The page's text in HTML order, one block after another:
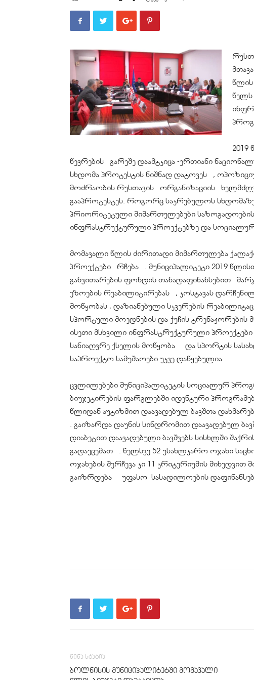
წლის
წელს
2019
წევრების გარეშე დაამტკიცა -ერთიანი
სხდომა პროტესტის ნიშნად დატოვეს ,
მოძრაობის რუსთავის ორგანიზაციის
გააპროტესტეს. როგორც საკრებულოს
პრიორიტეტული მიმართულებები
ინფრასტრუქტურული პროექტებზე და
მომავალი წლის ძირითადი მიმართულება
პროექტები რჩება . მუნიციპალიტეტი 2019
განვითარების ფონდის თანადაფინანსებით
ეზოების რეაბილიტირებას , კოსტავას
მოწყობას , დაზიანებული სკვერების
სპორტული მოედნების და ქუჩის ტრენაჟორების
ისეთი მსხვილი ინფრასტრუქტურული
სანიაღვრე ქსელის მოწყობა და სპორტის
საპროექტო სამუშაოები უკვე დაწყებულია .
ცვლილებები მუნიციპალიტეტის სოციალურ
ბიუჯეტირების ფარგლებში იდენტური
წლიდან აუტიზმით დაავადებულ ბავშთა
. გაიზარდა დაუნის სინდრომით დაავადებულ
დიაბეტით დაავადებული ბავშვებს სისხლში
გადაეცემათ . წელსვე 52 უსახლკარო ოჯახი
ოჯახების შერჩევა კი 11 კრიტერიუმის
გაიზრდება უფასო სასადილოების
წინა სტატია
ბოლნისის მუნიციპალიტეტში მომავალი